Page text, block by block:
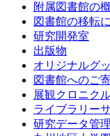
附属図書館の
図書館の移転
研究開発室
出版物
オリジナルグ
図書館へのご
展観クロニク
ライブラリー
研究データ管